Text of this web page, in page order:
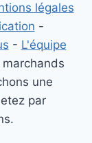
légales
-
- L'équipe
une
par